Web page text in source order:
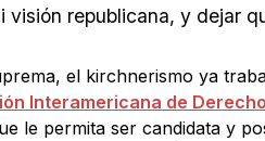
republicana, y dejar
el kirchnerismo ya
Interamericana de
le permita ser candidata y